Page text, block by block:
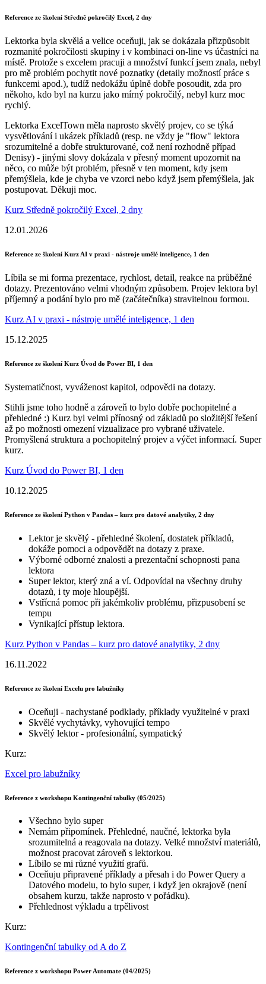
Reference ze školení Středně pokročilý Excel, 2 dny
Lektorka byla skvělá a velice oceňuji, jak se dokázala přizpůsobit
rozmanité pokročilosti skupiny i v kombinaci on-line vs účastníci na
místě. Protože s excelem pracuji a množství funkcí jsem znala, nebyl
pro mě problém pochytit nové poznatky (detaily možností práce s
funkcemi apod.), tudíž nedokážu úplně dobře posoudit, zda pro
někoho, kdo byl na kurzu jako mírný pokročilý, nebyl kurz moc
rychlý.
Lektorka ExcelTown měla naprosto skvělý projev, co se týká
vysvětlování i ukázek příkladů (resp. ne vždy je "flow" lektora
srozumitelné a dobře strukturované, což není rozhodně případ
Denisy) - jinými slovy dokázala v přesný moment upozornit na
něco, co může být problém, přesně v ten moment, kdy jsem
přemýšlela, kde je chyba ve vzorci nebo když jsem přemýšlela, jak
postupovat. Děkuji moc.
Kurz Středně pokročilý Excel, 2 dny
12.01.2026
Reference ze školení Kurz AI v praxi - nástroje umělé inteligence, 1 den
Líbila se mi forma prezentace, rychlost, detail, reakce na průběžné
dotazy. Prezentováno velmi vhodným způsobem. Projev lektora byl
příjemný a podání bylo pro mě (začátečníka) stravitelnou formou.
Kurz AI v praxi - nástroje umělé inteligence, 1 den
15.12.2025
Reference ze školení Kurz Úvod do Power BI, 1 den
Systematičnost, vyváženost kapitol, odpovědi na dotazy.
Stihli jsme toho hodně a zároveň to bylo dobře pochopitelné a
přehledné :) Kurz byl velmi přínosný od základů po složitější řešení
až po možnosti omezení vizualizace pro vybrané uživatele.
Promyšlená struktura a pochopitelný projev a výčet informací. Super
kurz.
Kurz Úvod do Power BI, 1 den
10.12.2025
Reference ze školení Python v Pandas – kurz pro datové analytiky, 2 dny
Lektor je skvělý - přehledné školení, dostatek příkladů,
dokáže pomoci a odpovědět na dotazy z praxe.
Výborné odborné znalosti a prezentační schopnosti pana
lektora
Super lektor, který zná a ví. Odpovídal na všechny druhy
dotazů, i ty moje hloupější.
Vstřícná pomoc při jakémkoliv problému, přizpusobení se
tempu
Vynikající přístup lektora.
Kurz Python v Pandas – kurz pro datové analytiky, 2 dny
16.11.2022
Reference ze školení Excelu pro labužníky
Oceňuji - nachystané podklady, příklady využitelné v praxi
Skvělé vychytávky, vyhovující tempo
Skvělý lektor - profesionální, sympatický
Kurz:
Excel pro labužníky
Reference z workshopu Kontingenční tabulky (05/2025)
Všechno bylo super
Nemám připomínek. Přehledné, naučné, lektorka byla
srozumitelná a reagovala na dotazy. Velké množství materiálů,
možnost pracovat zároveň s lektorkou.
Líbilo se mi různé využití grafů.
Oceňuju připravené příklady a přesah i do Power Query a
Datového modelu, to bylo super, i když jen okrajově (není
obsahem kurzu, takže naprosto v pořádku).
Přehlednost výkladu a trpělivost
Kurz:
Kontingenční tabulky od A do Z
Reference z workshopu Power Automate (04/2025)